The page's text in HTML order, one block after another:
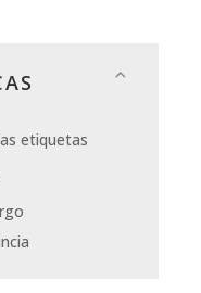
etiquetas